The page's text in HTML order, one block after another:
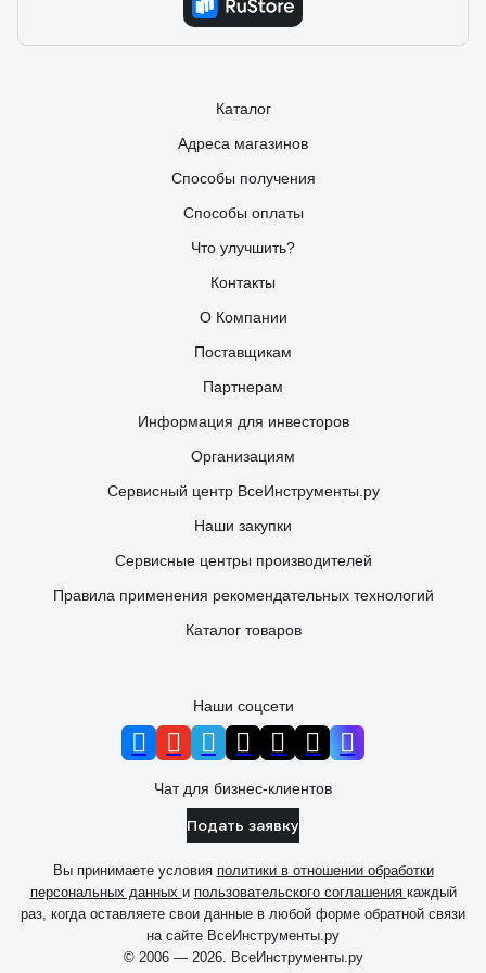
Каталог
Адреса магазинов
Способы получения
Способы оплаты
Что улучшить?
Контакты
О Компании
Поставщикам
Партнерам
Информация для инвесторов
Организациям
Сервисный центр ВсеИнструменты.ру
Наши закупки
Сервисные центры производителей
Правила применения рекомендательных технологий
Каталог товаров
Наши соцсети
Чат для бизнес-клиентов
Подать заявку
Вы принимаете условия политики в отношении обработки
персональных данных и пользовательского соглашения каждый
раз, когда оставляете свои данные в любой форме обратной связи
на сайте ВсеИнструменты.ру
© 2006 — 2026. ВсеИнструменты.ру